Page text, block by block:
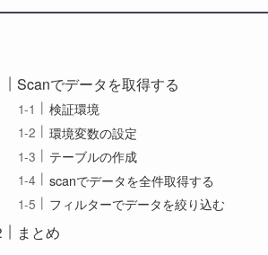
Scanでデータを取得する
検証環境
環境変数の設定
テーブルの作成
scanでデータを全件取得する
フィルターでデータを絞り込む
まとめ